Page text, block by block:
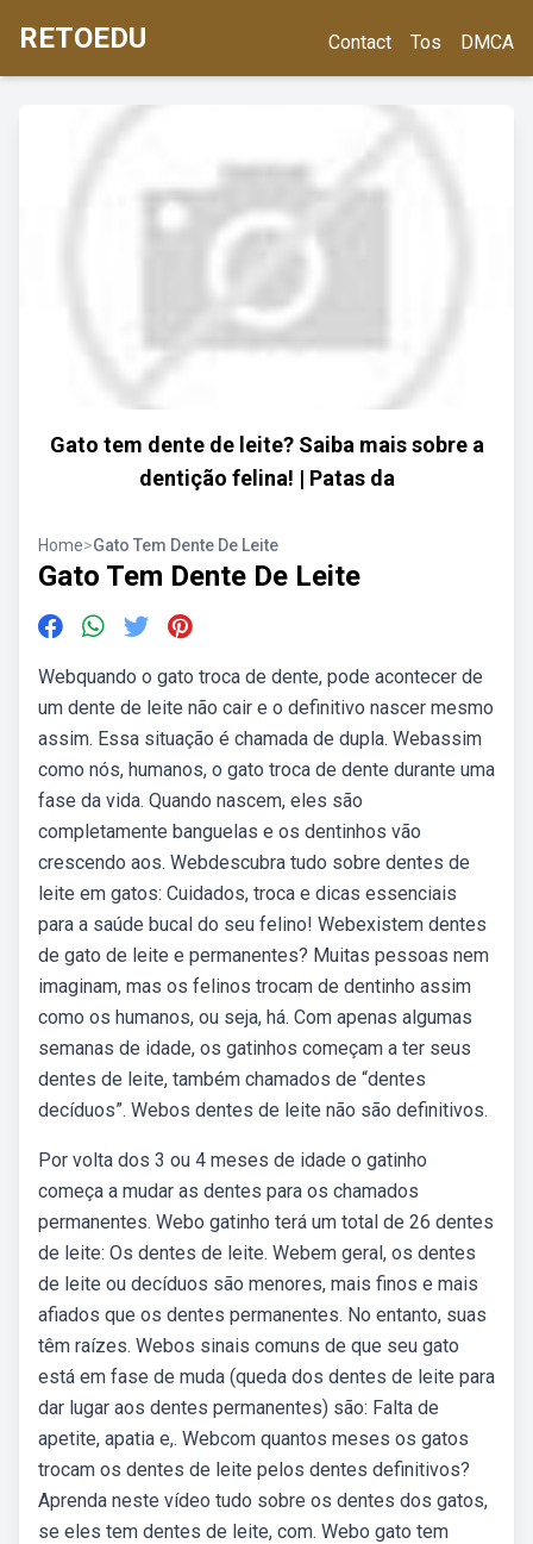
RETOEDU Contact Tos DMCA
Gato tem dente de leite? Saiba mais sobre a
dentição felina! | Patas da
Home>Gato Tem Dente De Leite
Gato Tem Dente De Leite
Webquando o gato troca de dente, pode acontecer de
um dente de leite não cair e o definitivo nascer mesmo
assim. Essa situação é chamada de dupla. Webassim
como nós, humanos, o gato troca de dente durante uma
fase da vida. Quando nascem, eles são
completamente banguelas e os dentinhos vão
crescendo aos. Webdescubra tudo sobre dentes de
leite em gatos: Cuidados, troca e dicas essenciais
para a saúde bucal do seu felino! Webexistem dentes
de gato de leite e permanentes? Muitas pessoas nem
imaginam, mas os felinos trocam de dentinho assim
como os humanos, ou seja, há. Com apenas algumas
semanas de idade, os gatinhos começam a ter seus
dentes de leite, também chamados de “dentes
decíduos”. Webos dentes de leite não são definitivos.
Por volta dos 3 ou 4 meses de idade o gatinho
começa a mudar as dentes para os chamados
permanentes. Webo gatinho terá um total de 26 dentes
de leite: Os dentes de leite. Webem geral, os dentes
de leite ou decíduos são menores, mais finos e mais
afiados que os dentes permanentes. No entanto, suas
têm raízes. Webos sinais comuns de que seu gato
está em fase de muda (queda dos dentes de leite para
dar lugar aos dentes permanentes) são: Falta de
apetite, apatia e,. Webcom quantos meses os gatos
trocam os dentes de leite pelos dentes definitivos?
Aprenda neste vídeo tudo sobre os dentes dos gatos,
se eles tem dentes de leite, com. Webo gato tem